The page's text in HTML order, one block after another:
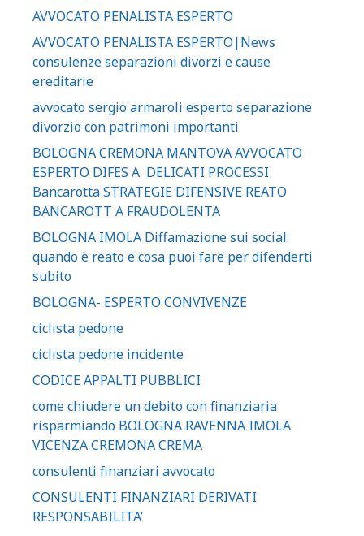
AVVOCATO PENALISTA ESPERTO
AVVOCATO PENALISTA ESPERTO|News
consulenze separazioni divorzi e cause
ereditarie
avvocato sergio armaroli esperto separazione
divorzio con patrimoni importanti
BOLOGNA CREMONA MANTOVA AVVOCATO
ESPERTO DIFES A DELICATI PROCESSI
Bancarotta STRATEGIE DIFENSIVE REATO
BANCAROTT A FRAUDOLENTA
BOLOGNA IMOLA Diffamazione sui social:
quando è reato e cosa puoi fare per difenderti
subito
BOLOGNA- ESPERTO CONVIVENZE
ciclista pedone
ciclista pedone incidente
CODICE APPALTI PUBBLICI
come chiudere un debito con finanziaria
risparmiando BOLOGNA RAVENNA IMOLA
VICENZA CREMONA CREMA
consulenti finanziari avvocato
CONSULENTI FINANZIARI DERIVATI
RESPONSABILITA’